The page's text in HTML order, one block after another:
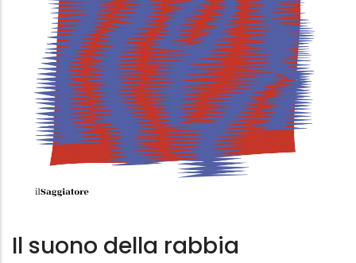
Il suono della rabbia